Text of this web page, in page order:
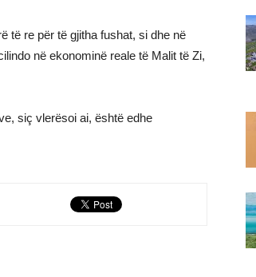
të re për të gjitha fushat, si dhe në
në ekonominë reale të Malit të Zi,
siç vlerësoi ai, është edhe